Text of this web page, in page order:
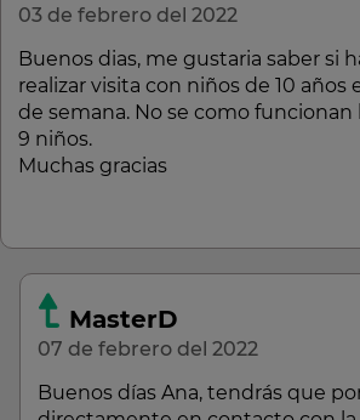
03 de febrero del 2022
Buenos dias, me gustaria saber si
realizar visita con niños de 10 años
de semana. No se como funcionan
9 niños.
Muchas gracias
MasterD
07 de febrero del 2022
Buenos días Ana, tendrás que